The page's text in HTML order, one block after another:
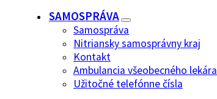
SAMOSPRÁVA
Samospráva
Nitriansky samosprávny kraj
Kontakt
Ambulancia všeobecného lekára
Užitočné telefónne čísla